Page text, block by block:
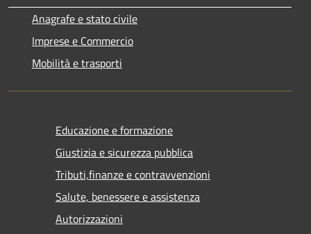
Anagrafe e stato civile
Imprese e Commercio
Mobilità e trasporti
Educazione e formazione
Giustizia e sicurezza pubblica
Tributi,finanze e contravvenzioni
Salute, benessere e assistenza
Autorizzazioni